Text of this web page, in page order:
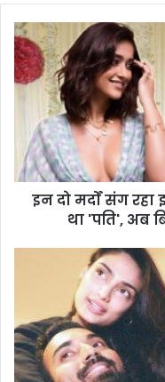
इन दो मर्दों संग
था 'पति', अब